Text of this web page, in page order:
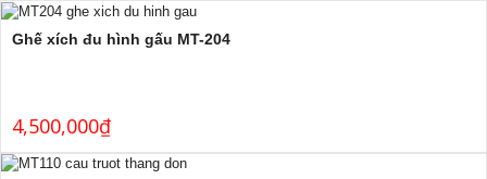
Ghế xích đu hình gấu MT-204
4,500,000₫